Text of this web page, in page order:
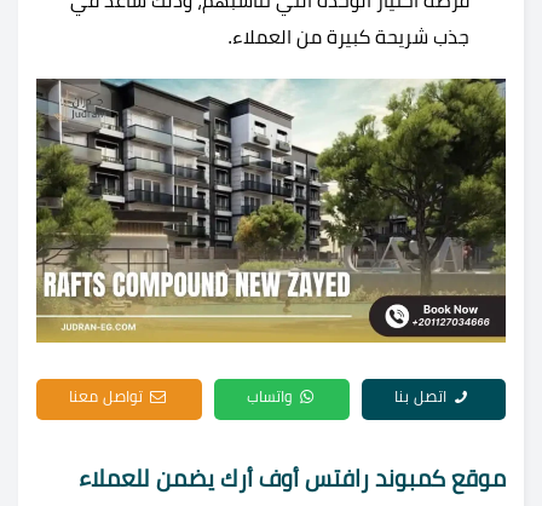
جذب شريحة كبيرة من العملاء.
اتصل بنا واتساب تواصل معنا
موقع كمبوند رافتس أوف أرك يضمن للعملاء